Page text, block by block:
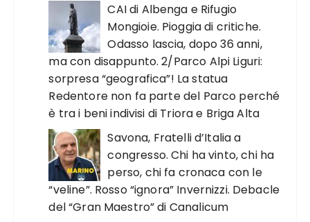
CAI di Albenga e Rifugio
Mongioie. Pioggia di critiche.
Odasso lascia, dopo 36 anni,
ma con disappunto. 2/Parco Alpi Liguri:
sorpresa “geografica”! La statua
Redentore non fa parte del Parco perché
è tra i beni indivisi di Triora e Briga Alta
Savona, Fratelli d’Italia a
congresso. Chi ha vinto, chi ha
perso, chi fa cronaca con le
“veline”. Rosso “ignora” Invernizzi. Debacle
del “Gran Maestro” di Canalicum